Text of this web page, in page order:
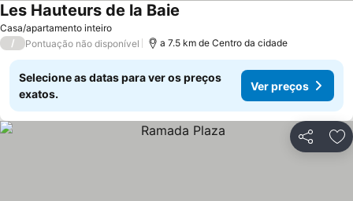
Casa/apartamento inteiro
Les Hauteurs de la Baie
/ Pontuação não disponível a 7.5 km de Centro da cidade
Selecione as datas para ver os preços
exatos.
Ver preços
Partilhar